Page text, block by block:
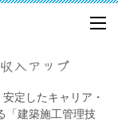
定したキャリア・
「建築施工管理技